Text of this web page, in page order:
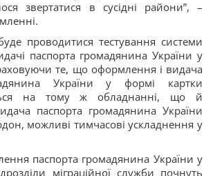
звертатися в сусідні райони”, –
проводитися тестування системи
паспорта громадянина України у
те, що оформлення і видача
України у формі картки
на тому ж обладнанні, що й
паспорта громадянина України
можливі тимчасові ускладнення у
паспорта громадянина України у
міграційної служби почнуть